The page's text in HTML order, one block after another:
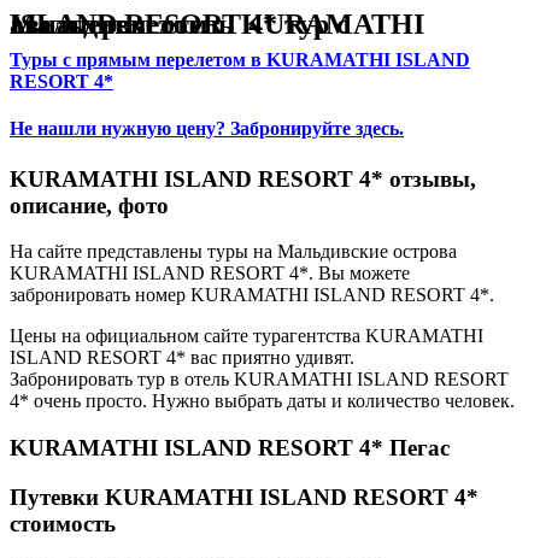
Мальдивы отель KURAMATHI ISLAND RESORT 4* тур с авиаперелетом
Туры с прямым перелетом в KURAMATHI ISLAND
RESORT 4*
Не нашли нужную цену? Забронируйте здесь.
KURAMATHI ISLAND RESORT 4* отзывы,
описание, фото
На сайте представлены туры на Мальдивские острова
KURAMATHI ISLAND RESORT 4*. Вы можете
забронировать номер KURAMATHI ISLAND RESORT 4*.
Цены на официальном сайте турагентства KURAMATHI
ISLAND RESORT 4* вас приятно удивят.
Забронировать тур в отель KURAMATHI ISLAND RESORT
4* очень просто. Нужно выбрать даты и количество человек.
KURAMATHI ISLAND RESORT 4* Пегас
Путевки KURAMATHI ISLAND RESORT 4*
стоимость